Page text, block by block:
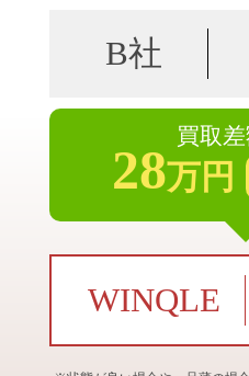
B社
買取
28万円
WINQLE